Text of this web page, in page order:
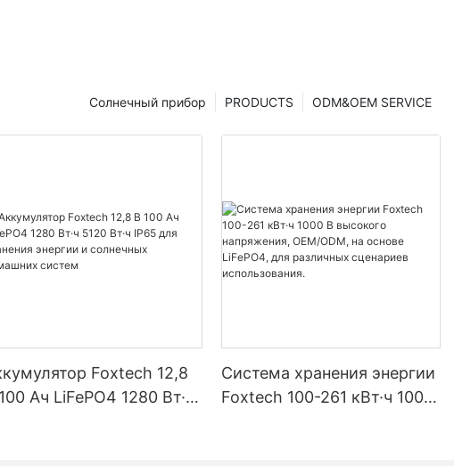
ODM&OEM SERVICE
PRODUCTS
Солнечный прибор
Foxtech 12,8
Ач LiFePO4 1280 Вт·ч
Система хранения энергии
Foxtech 100-261 кВт·ч 1000